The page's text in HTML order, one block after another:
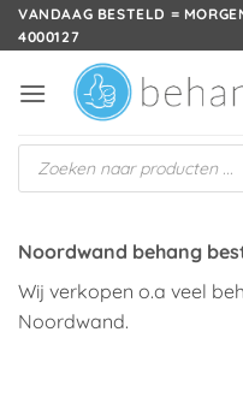
Ga
naar
VANDAAG BESTELD =
4000127
Producten
zoeken
Noordwand behang
Wij verkopen o.a veel
Noordwand.